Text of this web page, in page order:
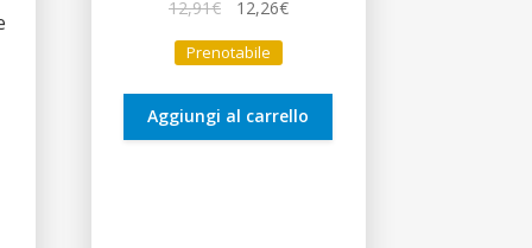
12,91€
originale
12,91€.
12,26€Il
12,26€.
Prenotabile
Aggiungi al carrello